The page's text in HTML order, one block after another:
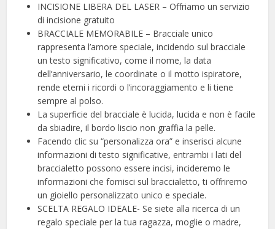
INCISIONE LIBERA DEL LASER – Offriamo un servizio
di incisione gratuito
BRACCIALE MEMORABILE – Bracciale unico
rappresenta l’amore speciale, incidendo sul bracciale
un testo significativo, come il nome, la data
dell’anniversario, le coordinate o il motto ispiratore,
rende eterni i ricordi o l’incoraggiamento e li tiene
sempre al polso.
La superficie del bracciale è lucida, lucida e non è facile
da sbiadire, il bordo liscio non graffia la pelle.
Facendo clic su “personalizza ora” e inserisci alcune
informazioni di testo significative, entrambi i lati del
braccialetto possono essere incisi, incideremo le
informazioni che fornisci sul braccialetto, ti offriremo
un gioiello personalizzato unico e speciale.
SCELTA REGALO IDEALE- Se siete alla ricerca di un
regalo speciale per la tua ragazza, moglie o madre,